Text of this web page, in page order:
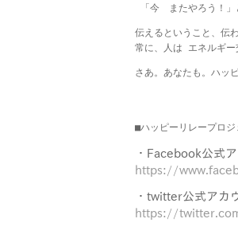
「今　またやろう！
伝えるということ、伝
常に、人は エネルギ
さあ。あなたも。ハッ
■ハッピーリレープロジ
・Facebook公式
https://
・twitter公式アカ
https://